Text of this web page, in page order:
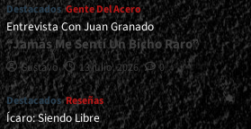
Destacados Gente Del Acero
Entrevista Con Juan Granado
“Jamás Me Sentí Un Bicho Raro”
Gustavo 13 julio, 2026 0
Destacados Reseñas
Ícaro: Siendo Libre